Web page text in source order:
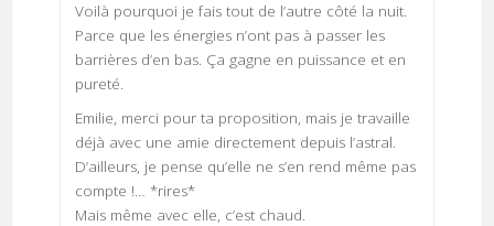
Voilà pourquoi je fais tout de l’autre côté la nuit.
Parce que les énergies n’ont pas à passer les
barrières d’en bas. Ça gagne en puissance et en
pureté.
Emilie, merci pour ta proposition, mais je travaille
déjà avec une amie directement depuis l’astral.
D’ailleurs, je pense qu’elle ne s’en rend même pas
compte !… *rires*
Mais même avec elle, c’est chaud.